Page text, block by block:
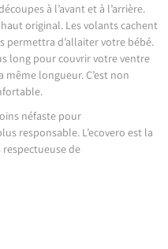
à l’avant et à l’arrière.
original. Les volants cachent
permettra d’allaiter votre bébé.
long pour couvrir votre ventre
même longueur. C’est non
néfaste pour
responsable. L’ecovero est la
de